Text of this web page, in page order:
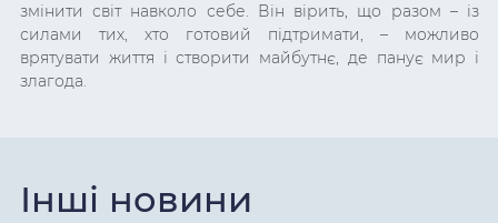
змінити світ навколо себе. Він вірить, що разом – із
силами тих, хто готовий підтримати, – можливо
врятувати життя і створити майбутнє, де панує мир і
злагода.
Інші новини